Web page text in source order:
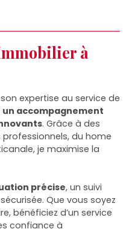
à
son expertise au service de
un accompagnement
. Grâce à des
du home
je maximise la
précise, un suivi
Que vous soyez
bénéficiez d’un service
confiance à